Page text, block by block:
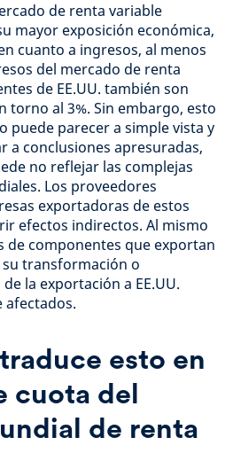
de renta variable
mayor exposición económica,
cuanto a ingresos, al menos
del mercado de renta
de EE.UU. también son
torno al 3%. Sin embargo, esto
puede parecer a simple vista y
a conclusiones apresuradas,
no reflejar las complejas
Los proveedores
exportadoras de estos
efectos indirectos. Al mismo
de componentes que exportan
transformación o
la exportación a EE.UU.
afectados.
esto en
cuota del
de renta